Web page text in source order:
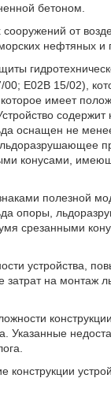
бетоном.
от
нефтяных и
E02B 15/02),
имеет
содержит
оснащен не
конусами,
полезной
опоры,
срезанными
устройства,
затрат на монтаж
Указанные
конструкции